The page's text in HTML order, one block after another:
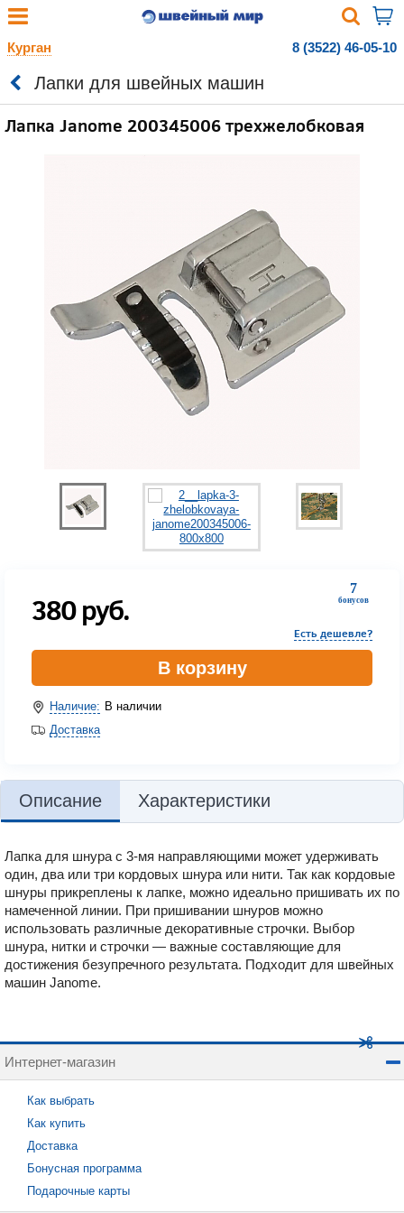
Курган 8 (3522) 46-05-10
Лапки для швейных машин
Лапка Janome 200345006 трехжелобковая
7
бонусов
380руб.
Есть дешевле?
В корзину
Наличие: В наличии
Доставка
Описание Характеристики
Лапка для шнура с 3-мя направляющими может удерживать
один, два или три кордовых шнура или нити. Так как кордовые
шнуры прикреплены к лапке, можно идеально пришивать их по
намеченной линии. При пришивании шнуров можно
использовать различные декоративные строчки. Выбор
шнура, нитки и строчки — важные составляющие для
достижения безупречного результата. Подходит для швейных
машин Janome.
Интернет-магазин
Как выбрать
Как купить
Доставка
Бонусная программа
Подарочные карты